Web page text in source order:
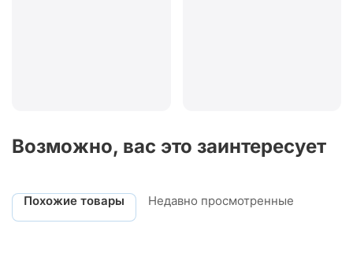
Возможно, вас это заинтересует
Похожие товары Недавно просмотренные